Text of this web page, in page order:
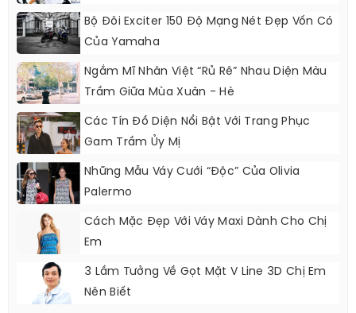
Bộ Đôi Exciter 150 Độ Mạng Nét Đẹp Vốn Có
Của Yamaha
Ngắm Mĩ Nhân Việt “rủ Rê” Nhau Diện Màu
Trầm Giữa Mùa Xuân - Hè
Các Tín Đồ Diện Nổi Bật Với Trang Phục
Gam Trầm Ủy Mị
Những Mẫu Váy Cưới “độc” Của Olivia
Palermo
Cách Mặc Đẹp Với Váy Maxi Dành Cho Chị
Em
3 Lầm Tưởng Về Gọt Mặt V Line 3D Chị Em
Nên Biết